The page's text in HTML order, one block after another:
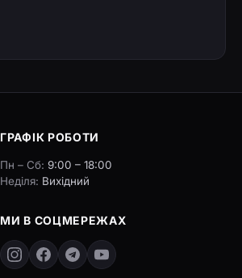
ГРАФІК РОБОТИ
Пн – Сб: 9:00 – 18:00
Неділя: Вихідний
МИ В СОЦМЕРЕЖАХ